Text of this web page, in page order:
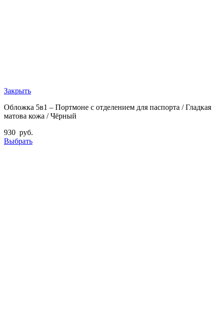
Закрыть
Обложка 5в1 – Портмоне с отделением для паспорта / Гладкая
матова кожа / Чёрный
930 руб.
Выбрать